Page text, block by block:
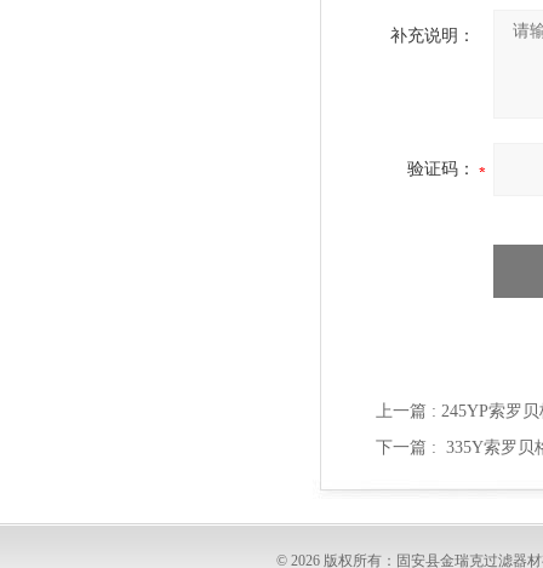
补充说明：
验证码：
上一篇 : 245YP索罗
下一篇 : 335Y索罗贝
© 2026 版权所有：固安县金瑞克过滤器